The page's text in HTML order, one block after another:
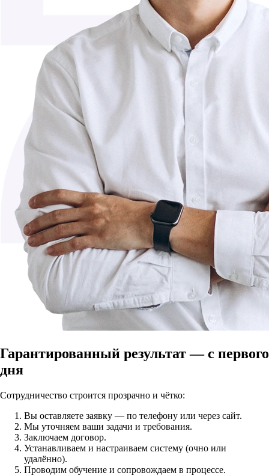
Гарантированный результат — с первого
дня
Сотрудничество строится прозрачно и чётко:
Вы оставляете заявку — по телефону или через сайт.
Мы уточняем ваши задачи и требования.
Заключаем договор.
Устанавливаем и настраиваем систему (очно или
удалённо).
Проводим обучение и сопровождаем в процессе.